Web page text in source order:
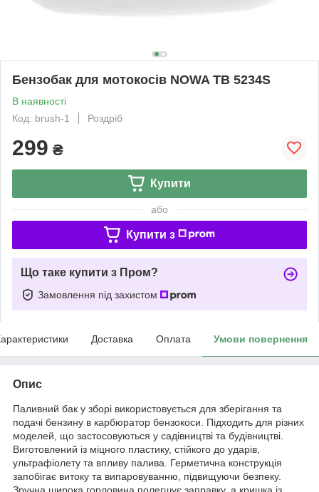
Бензобак для мотокосів NOWA TB 5234S
В наявності
Код: brush-1
Роздріб
299 ₴
Купити
або
Купити з
Що таке купити з Пром?
Замовлення під захистом
Доставка Оплата Умови повернення
Опис
Паливний бак у зборі використовується для зберігання та
подачі бензину в карбюратор бензокоси. Підходить для різних
моделей, що застосовуються у садівництві та будівництві.
Виготовлений із міцного пластику, стійкого до ударів,
ультрафіолету та впливу палива. Герметична конструкція
запобігає витоку та випаровуванню, підвищуючи безпеку.
Зручна широка горловина полегшує заправку, а кришка із